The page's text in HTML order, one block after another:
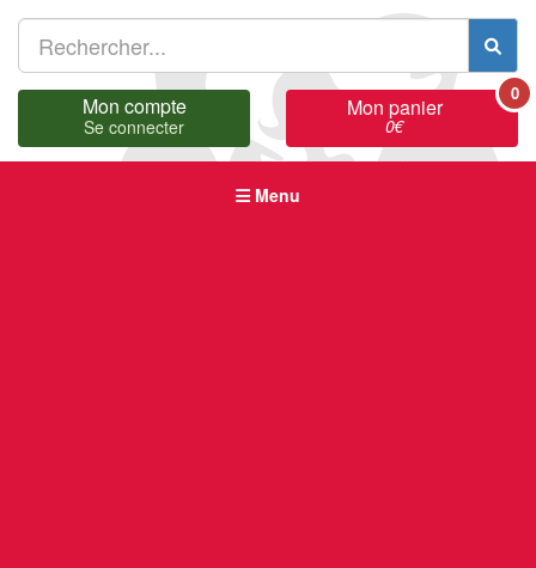
Mon compte
Se connecter
Mon panier
0€
0
Menu